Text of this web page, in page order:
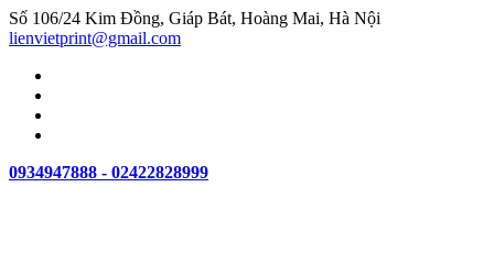
Số 106/24 Kim Đồng, Giáp Bát, Hoàng Mai, Hà Nội
lienvietprint@gmail.com
0934947888 - 02422828999